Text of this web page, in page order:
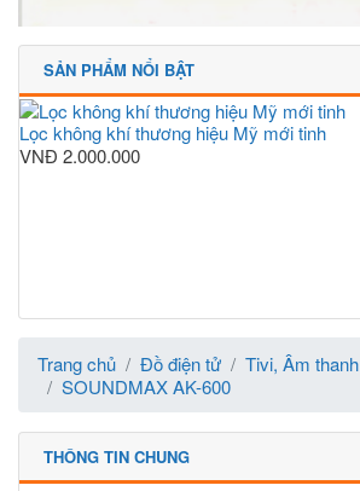
SẢN PHẨM NỔI BẬT
Lọc không khí thương hiệu Mỹ mới tinh
VNĐ 2.000.000
Trang chủ Đồ điện tử
Tivi, Âm thanh
SOUNDMAX AK-600
THÔNG TIN CHUNG